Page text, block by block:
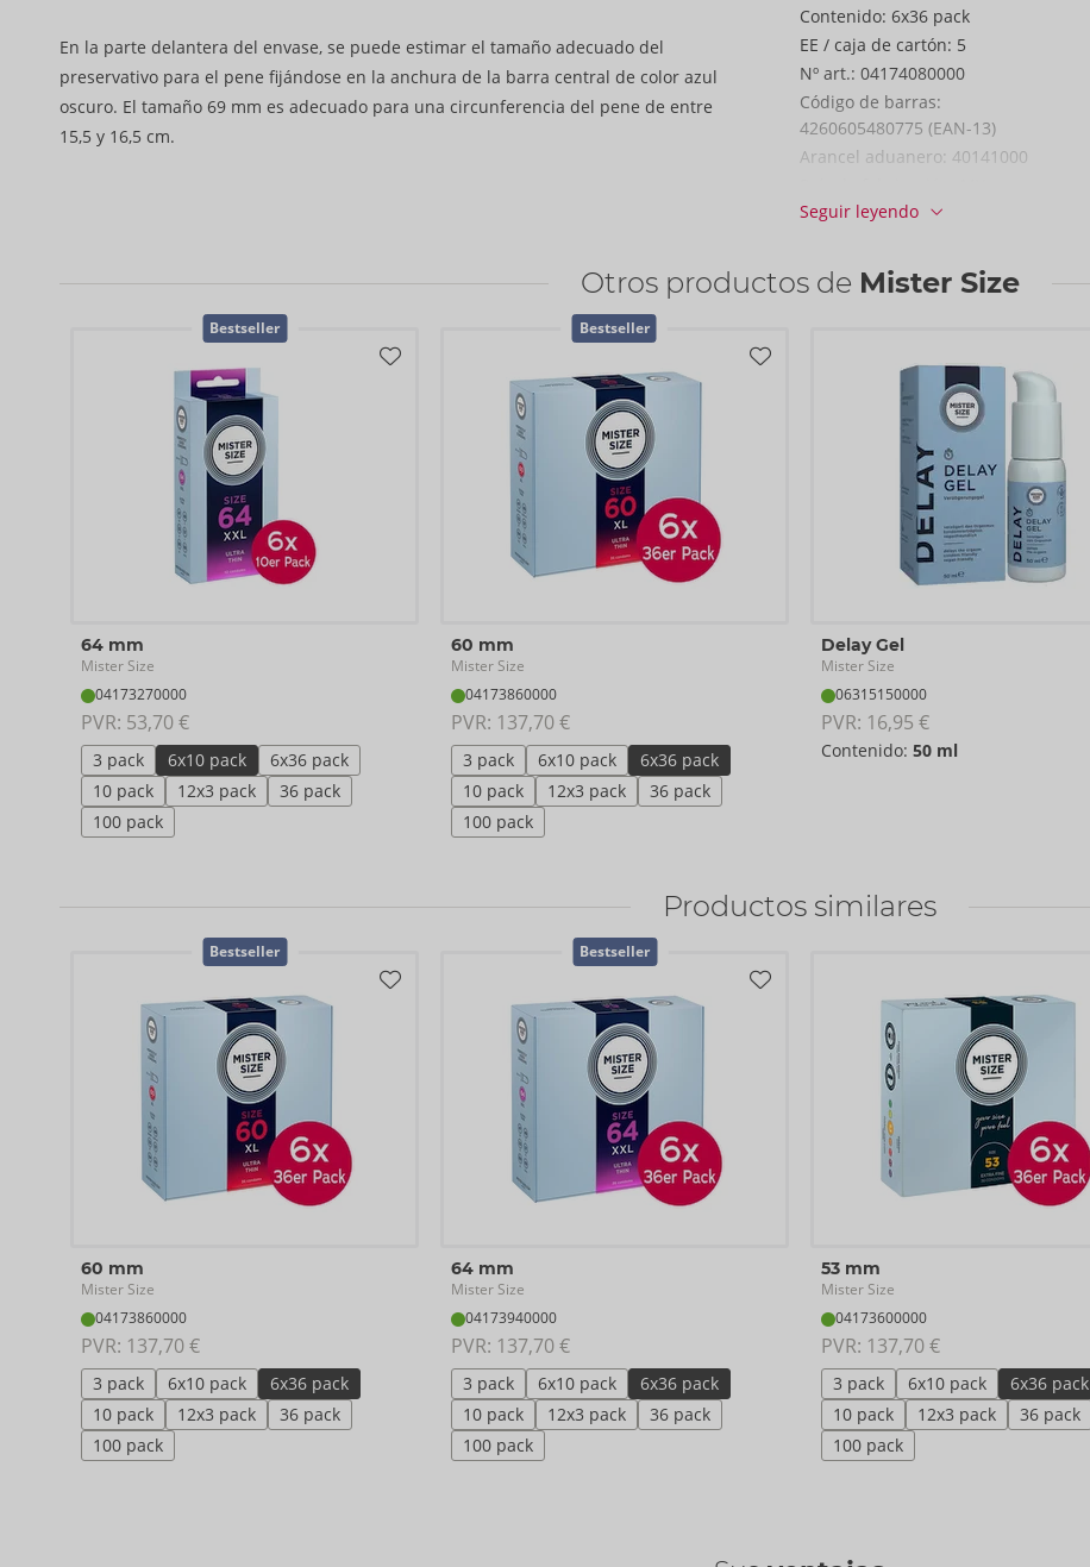
En la parte delantera del envase, se puede estimar el tamaño adecuado del
preservativo para el pene fijándose en la anchura de la barra central de color azul
oscuro. El tamaño 69 mm es adecuado para una circunferencia del pene de entre
15,5 y 16,5 cm.
Contenido: 6x36 pack
EE / caja de cartón: 5
Nº art.: 04174080000
Código de barras:
4260605480775 (EAN-13)
Arancel aduanero: 40141000
Seguir leyendo
Otros productos de Mister Size
Bestseller
64 mm
Mister Size
04173270000
PVR: 53,70 €
3 pack 6x10 pack
6x36 pack
10 pack
12x3 pack
36 pack
100 pack
Bestseller
60 mm
Mister Size
04173860000
PVR: 137,70 €
3 pack 6x10 pack
6x36 pack
10 pack
12x3 pack
36 pack
100 pack
Delay Gel
Mister Size
06315150000
PVR: 16,95 €
Contenido: 50 ml
Productos similares
Bestseller
60 mm
Mister Size
04173860000
PVR: 137,70 €
3 pack 6x10 pack
6x36 pack
10 pack
12x3 pack
36 pack
100 pack
Bestseller
64 mm
Mister Size
04173940000
PVR: 137,70 €
3 pack 6x10 pack
6x36 pack
10 pack
12x3 pack
36 pack
100 pack
53 mm
Mister Size
04173600000
PVR: 137,70 €
3 pack 6x10 pack
6x36 pack
10 pack
12x3 pack
36 pack
100 pack